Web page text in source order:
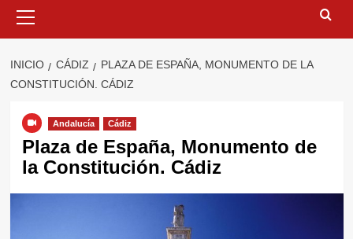
primario
INICIO CÁDIZ
PLAZA DE ESPAÑA, MONUMENTO DE LA
CONSTITUCIÓN. CÁDIZ
Andalucía Cádiz
Plaza de España, Monumento de
la Constitución. Cádiz